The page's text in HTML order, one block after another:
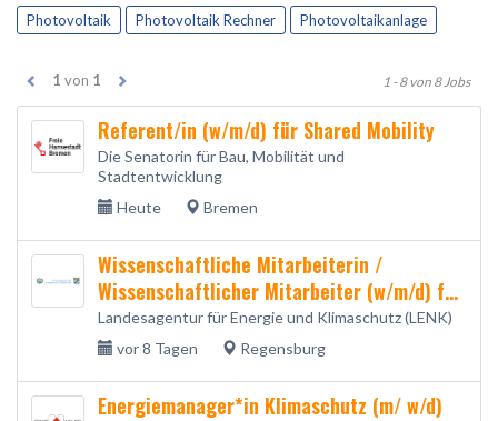
Photovoltaik Photovoltaik Rechner Photovoltaikanlage
1 von 1 1 - 8 von 8 Jobs
Referent/in (w/m/d) für Shared Mobility
Die Senatorin für Bau, Mobilität und
Stadtentwicklung
Heute
Bremen
Wissenschaftliche Mitarbeiterin /
Wissenschaftlicher Mitarbeiter (w/m/d) für
den Bereich Energie
Landesagentur für Energie und Klimaschutz (LENK)
vor 8 Tagen
Regensburg
Energiemanager*in Klimaschutz (m/ w/d)